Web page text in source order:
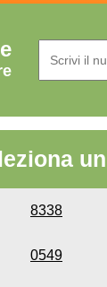
8338
0549